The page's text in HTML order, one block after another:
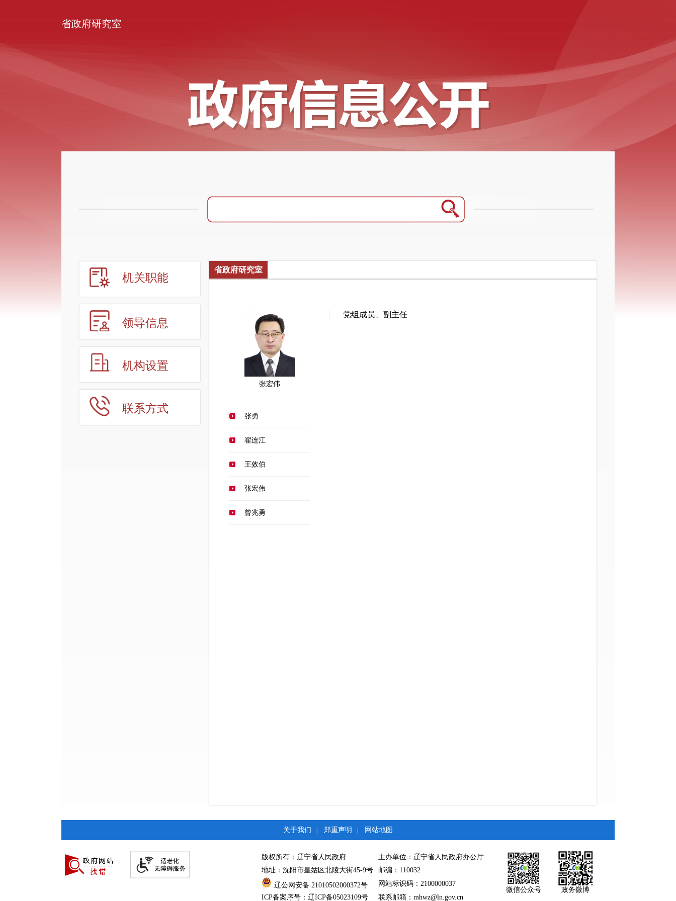
省政府研究室
机关职能
领导信息
机构设置
联系方式
省政府研究室
张宏伟
张勇
翟连江
王效伯
张宏伟
曾兆勇
党组成员、副主任
关于我们 郑重声明 网站地图
版权所有：辽宁省人民政府
主办单位：辽宁省人民政府办公厅
地址：沈阳市皇姑区北陵大街45-9号
邮编：110032
辽公网安备 21010502000372号
网站标识码：2100000037
ICP备案序号：辽ICP备05023109号
联系邮箱：mhwz@ln.gov.cn
微信公众号 政务微博